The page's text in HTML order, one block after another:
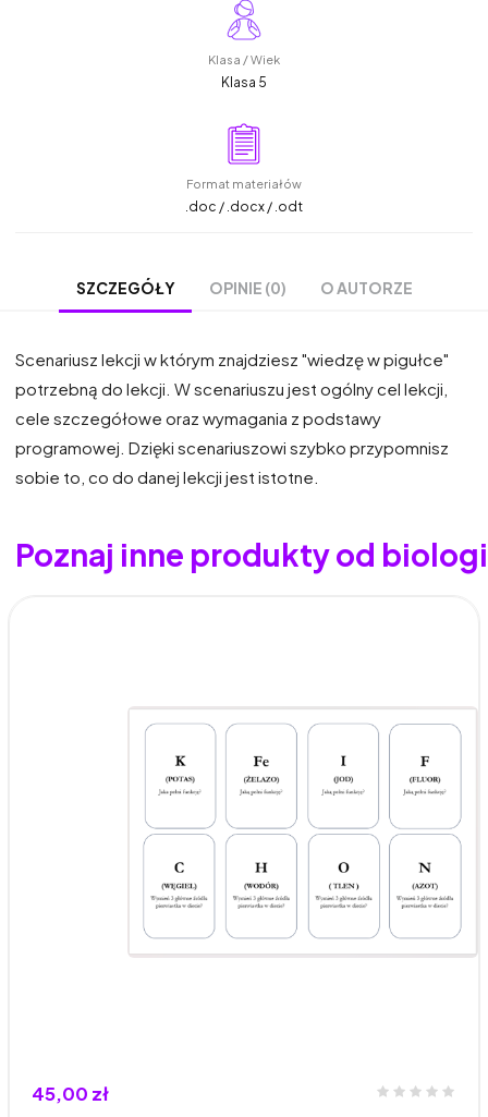
Klasa / Wiek
Klasa 5
Format materiałów
.doc / .docx / .odt
SZCZEGÓŁY OPINIE (0) O AUTORZE
Scenariusz lekcji w którym znajdziesz "wiedzę w pigułce"
potrzebną do lekcji. W scenariuszu jest ogólny cel lekcji,
cele szczegółowe oraz wymagania z podstawy
programowej. Dzięki scenariuszowi szybko przypomnisz
sobie to, co do danej lekcji jest istotne.
Poznaj inne produkty od
45,00 zł